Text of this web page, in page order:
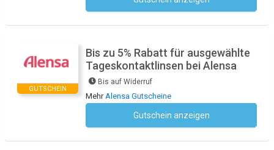
GUTSCHEIN
Bis zu 5% Rabatt für ausgewählte
Tageskontaktlinsen bei Alensa
Bis auf Widerruf
MehrAlensa Gutscheine
Gutschein anzeigen